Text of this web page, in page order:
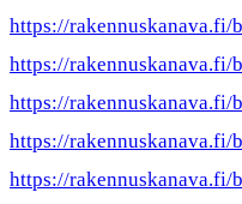
https://rakennuskanava.fi/
https://rakennuskanava.fi/
https://rakennuskanava.fi/
https://rakennuskanava.fi/
https://